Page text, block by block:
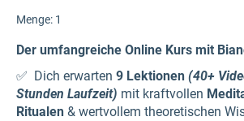
Menge: 1
Der umfangreiche Online Kurs mit
✅ Dich erwarten 9 Lektionen (40+
Stunden Laufzeit) mit kraftvollen
Ritualen & wertvollem theoretischen